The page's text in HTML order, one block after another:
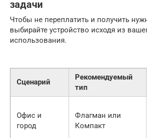
задачи
Чтобы не переплатить и получить
выбирайте устройство исходя из
использования.
Сценарий
Рекомендуемый
тип
Офис и
город
Флагман или
Компакт